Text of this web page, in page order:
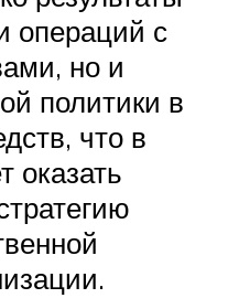
операций с
но и
политики в
что в
оказать